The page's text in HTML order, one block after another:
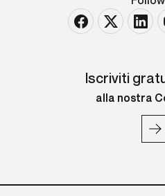
Iscriviti
alla nostra